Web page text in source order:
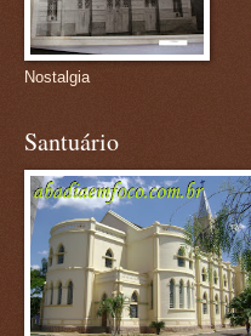
Nostalgia
Santuário